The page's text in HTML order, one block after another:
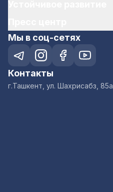
Мы в соц-сетях
Контакты
г.Ташкент, ул. Шахрисабз, 85а